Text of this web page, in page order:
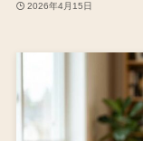
2026年4月15日